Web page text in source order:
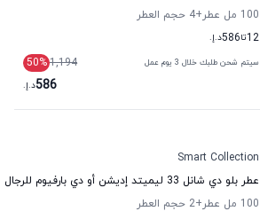
100 مل عطر
+4
حجم العطر
12تا586د.إ.
سيتم شحن طلبك خلال 3 يوم عمل 1,194
50%
586د.إ.
Smart Collection
عطر بلو دي شانل 33 ليميتد إديشن أو دي بارفيوم للرجال سمارت كولكشن
100 مل عطر
+2
حجم العطر